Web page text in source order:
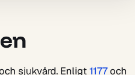
sjukvård. Enligt 1177och